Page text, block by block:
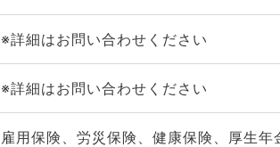
※詳細はお問い合わせください
※詳細はお問い合わせください
雇用保険、労災保険、健康保険、厚生年